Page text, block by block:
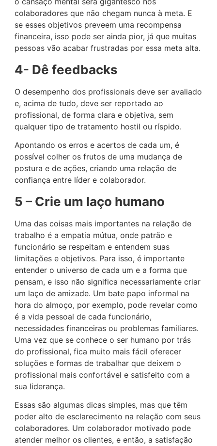
colaboradores que não chegam nunca à meta. E
se esses objetivos preveem uma recompensa
financeira, isso pode ser ainda pior, já que muitas
pessoas vão acabar frustradas por essa meta alta.
4- Dê feedbacks
O desempenho dos profissionais deve ser avaliado
e, acima de tudo, deve ser reportado ao
profissional, de forma clara e objetiva, sem
qualquer tipo de tratamento hostil ou ríspido.
Apontando os erros e acertos de cada um, é
possível colher os frutos de uma mudança de
postura e de ações, criando uma relação de
confiança entre líder e colaborador.
5 – Crie um laço humano
Uma das coisas mais importantes na relação de
trabalho é a empatia mútua, onde patrão e
funcionário se respeitam e entendem suas
limitações e objetivos. Para isso, é importante
entender o universo de cada um e a forma que
pensam, e isso não significa necessariamente criar
um laço de amizade. Um bate papo informal na
hora do almoço, por exemplo, pode revelar como
é a vida pessoal de cada funcionário,
necessidades financeiras ou problemas familiares.
Uma vez que se conhece o ser humano por trás
do profissional, fica muito mais fácil oferecer
soluções e formas de trabalhar que deixem o
profissional mais confortável e satisfeito com a
sua liderança.
Essas são algumas dicas simples, mas que têm
poder alto de esclarecimento na relação com seus
colaboradores. Um colaborador motivado pode
atender melhor os clientes, e então, a satisfação